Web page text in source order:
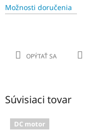
Možnosti doručenia
OPÝTAŤ SA
Súvisiaci tovar
DC motor